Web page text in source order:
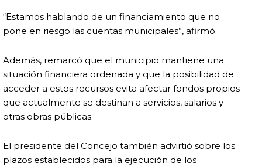
“Estamos hablando de un financiamiento que no
pone en riesgo las cuentas municipales”, afirmó.
Además, remarcó que el municipio mantiene una
situación financiera ordenada y que la posibilidad de
acceder a estos recursos evita afectar fondos propios
que actualmente se destinan a servicios, salarios y
otras obras públicas.
El presidente del Concejo también advirtió sobre los
plazos establecidos para la ejecución de los